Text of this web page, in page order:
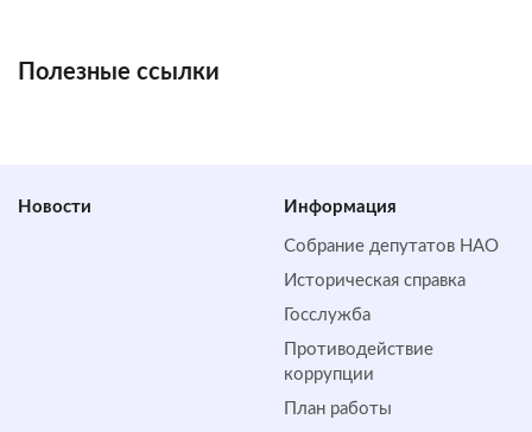
Полезные ссылки
Новости Информация
Собрание депутатов НАО
Историческая справка
Госслужба
Противодействие
коррупции
План работы